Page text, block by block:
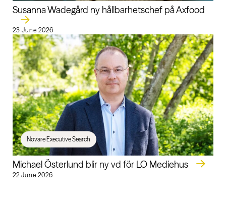
Susanna Wadegård ny hållbarhetschef på Axfood
23 June 2026
Novare Executive Search
Michael Österlund blir ny vd för LO Mediehus
22 June 2026